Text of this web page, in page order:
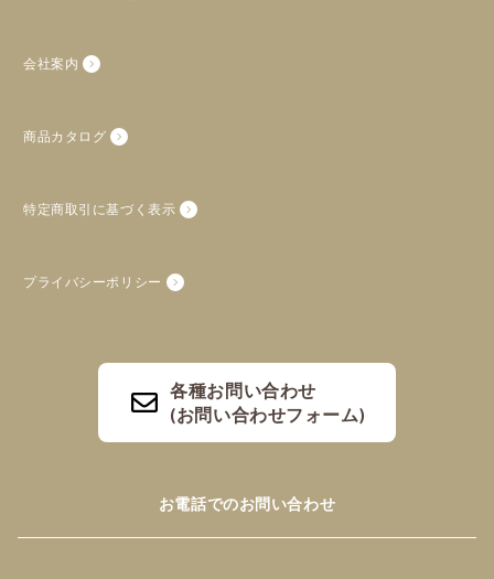
会社案内
商品カタログ
特定商取引に基づく表示
プライバシーポリシー
各種お問い合わせ
(お問い合わせフォーム)
お電話でのお問い合わせ